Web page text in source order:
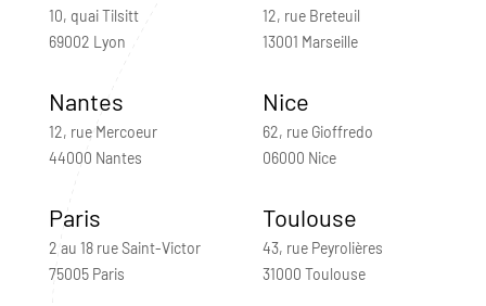
10, quai Tilsitt
69002 Lyon
12, rue Breteuil
13001 Marseille
Nantes
12, rue Mercoeur
44000 Nantes
Nice
62, rue Gioffredo
06000 Nice
Paris
2 au 18 rue Saint-Victor
75005 Paris
Toulouse
43, rue Peyrolières
31000 Toulouse